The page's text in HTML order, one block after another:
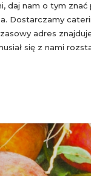
daj nam o tym znać
Dostarczamy
adres
się z nami